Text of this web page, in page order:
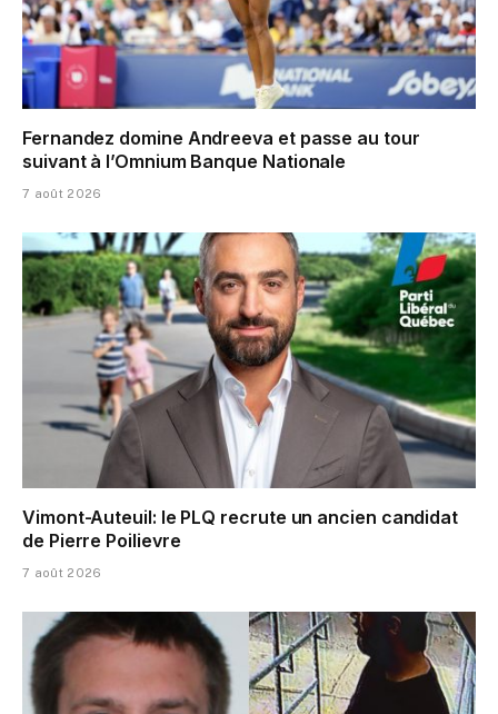
Fernandez domine Andreeva et passe au tour
suivant à l’Omnium Banque Nationale
7 août 2026
Vimont-Auteuil: le PLQ recrute un ancien candidat
de Pierre Poilievre
7 août 2026